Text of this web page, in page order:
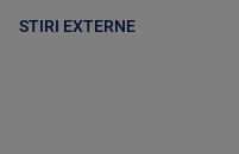
STIRI EXTERNE